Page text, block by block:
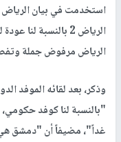
الرياض 2 بالنسبة
الرياض مرفوض جملة
وذكر، بعد لقائه الموفد
"بالنسبة لنا كوفد حكومي،
غداً"، مضيفاً أن "دمشق